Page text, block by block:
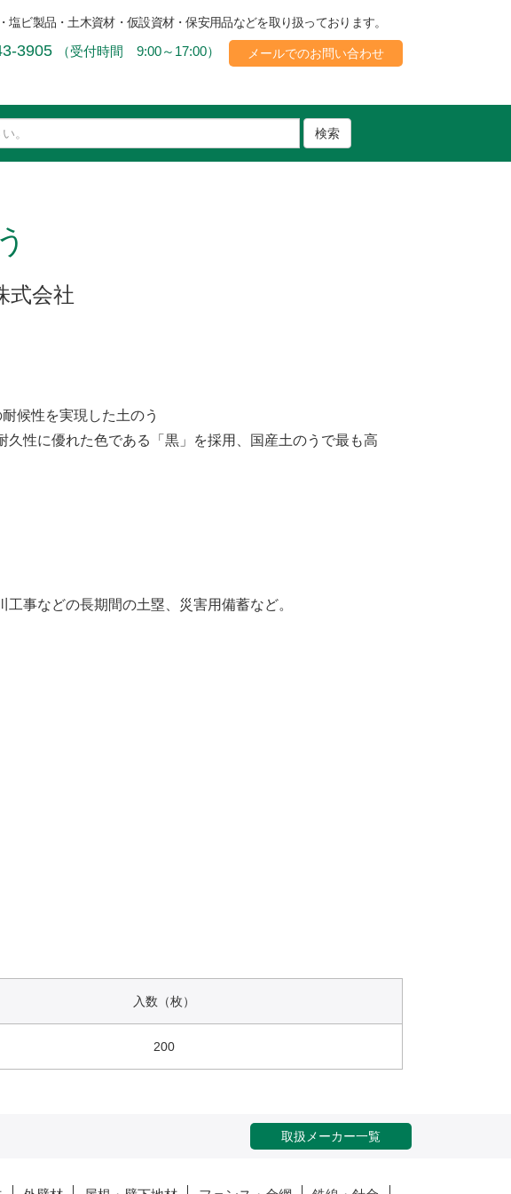
ビ製品・土木資材・仮設資材・保安用品などを取り扱っております。
3905 （受付時間 9:00～17:00） メールでのお問い合わせ
検索
式会社
候性を実現した土のう
久性に優れた色である「黒」を採用、国産土のうで最も高
事などの長期間の土塁、災害用備蓄など。
入数（枚）
200
取扱メーカー一覧